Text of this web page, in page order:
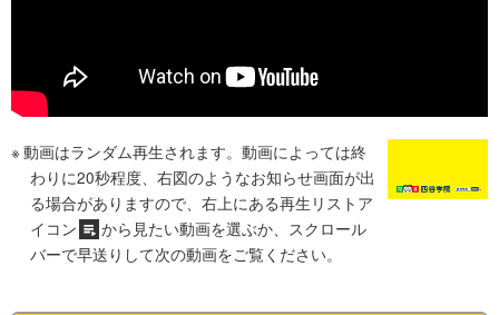
動画はランダム再生されます。動画によっては終
わりに20秒程度、右図のようなお知らせ画面が出
る場合がありますので、右上にある再生リストア
イコン
から見たい動画を選ぶか、スクロール
バーで早送りして次の動画をご覧ください。